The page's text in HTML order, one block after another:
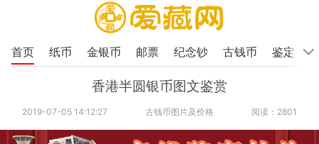
首页 纸币 金银币 邮票 纪念钞 古钱币 鉴定
香港半圆银币图文鉴赏
2019-07-05 14:12:27 古钱币图片及价格 阅读：2801